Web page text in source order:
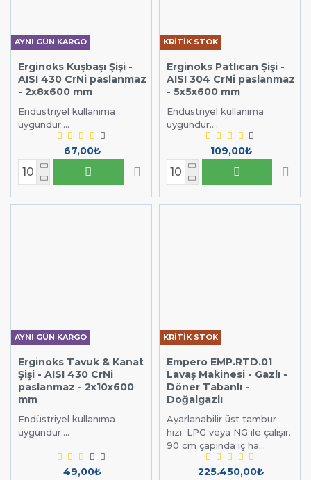
AYNI GÜN KARGO
Erginoks Kuşbaşı Şişi -
AISI 430 CrNi paslanmaz
- 2x8x600 mm
Endüstriyel kullanıma
uygundur....
67,00₺
KRİTİK STOK
Erginoks Patlıcan Şişi -
AISI 304 CrNi paslanmaz
- 5x5x600 mm
Endüstriyel kullanıma
uygundur....
109,00₺
AYNI GÜN KARGO
Erginoks Tavuk & Kanat
Şişi - AISI 430 CrNi
paslanmaz - 2x10x600
mm
Endüstriyel kullanıma
uygundur....
49,00₺
KRİTİK STOK
Empero EMP.RTD.01
Lavaş Makinesi - Gazlı -
Döner Tabanlı -
Doğalgazlı
Ayarlanabilir üst tambur
hızı. LPG veya NG ile çalışır.
90 cm çapında iç ha...
225.450,00₺